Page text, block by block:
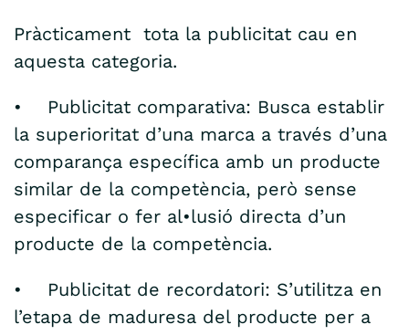
Pràcticament tota la publicitat cau en
aquesta categoria.
• Publicitat comparativa: Busca establir
la superioritat d’una marca a través d’una
comparança específica amb un producte
similar de la competència, però sense
especificar o fer al•lusió directa d’un
producte de la competència.
• Publicitat de recordatori: S’utilitza en
l’etapa de maduresa del producte per a